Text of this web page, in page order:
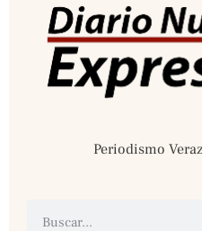
Periodismo